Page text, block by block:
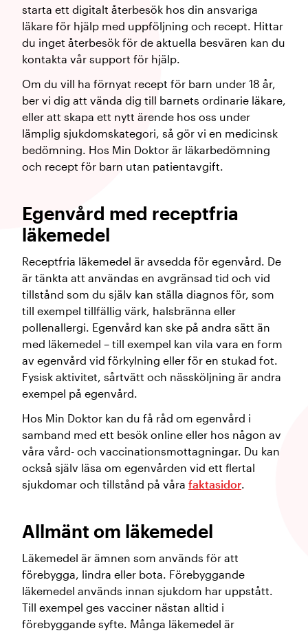
starta ett digitalt återbesök hos din ansvariga
läkare för hjälp med uppföljning och recept. Hittar
du inget återbesök för de aktuella besvären kan du
kontakta vår support för hjälp.
Om du vill ha förnyat recept för barn under 18 år,
ber vi dig att vända dig till barnets ordinarie läkare,
eller att skapa ett nytt ärende hos oss under
lämplig sjukdomskategori, så gör vi en medicinsk
bedömning. Hos Min Doktor är läkarbedömning
och recept för barn utan patientavgift.
Egenvård med receptfria
läkemedel
Receptfria läkemedel är avsedda för egenvård. De
är tänkta att användas en avgränsad tid och vid
tillstånd som du själv kan ställa diagnos för, som
till exempel tillfällig värk, halsbränna eller
pollenallergi. Egenvård kan ske på andra sätt än
med läkemedel – till exempel kan vila vara en form
av egenvård vid förkylning eller för en stukad fot.
Fysisk aktivitet, sårtvätt och nässköljning är andra
exempel på egenvård.
Hos Min Doktor kan du få råd om egenvård i
samband med ett besök online eller hos någon av
våra vård- och vaccinationsmottagningar. Du kan
också själv läsa om egenvården vid ett flertal
sjukdomar och tillstånd på våra faktasidor.
Allmänt om läkemedel
Läkemedel är ämnen som används för att
förebygga, lindra eller bota. Förebyggande
läkemedel används innan sjukdom har uppstått.
Till exempel ges vacciner nästan alltid i
förebyggande syfte. Många läkemedel är